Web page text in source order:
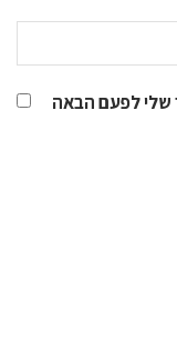
שלי לפעם הבאה